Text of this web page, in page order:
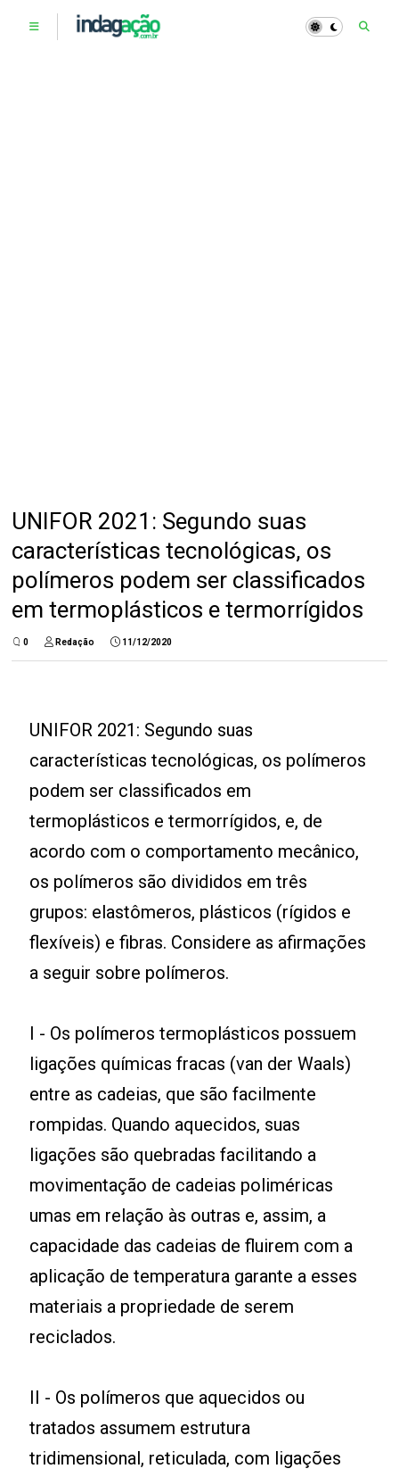
UNIFOR 2021: Segundo suas
características tecnológicas, os
polímeros podem ser classificados
em termoplásticos e termorrígidos
0 Redação 11/12/2020
UNIFOR 2021: Segundo suas
características tecnológicas, os polímeros
podem ser classificados em
termoplásticos e termorrígidos, e, de
acordo com o comportamento mecânico,
os polímeros são divididos em três
grupos: elastômeros, plásticos (rígidos e
flexíveis) e fibras. Considere as afirmações
a seguir sobre polímeros.
I - Os polímeros termoplásticos possuem
ligações químicas fracas (van der Waals)
entre as cadeias, que são facilmente
rompidas. Quando aquecidos, suas
ligações são quebradas facilitando a
movimentação de cadeias poliméricas
umas em relação às outras e, assim, a
capacidade das cadeias de fluirem com a
aplicação de temperatura garante a esses
materiais a propriedade de serem
reciclados.
II - Os polímeros que aquecidos ou
tratados assumem estrutura
tridimensional, reticulada, com ligações